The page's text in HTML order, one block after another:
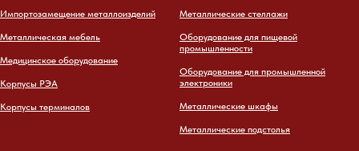
Импортозамещение металлоизделий
Металлическая мебель
Медицинское оборудование
Корпусы РЭА
Корпусы терминалов
Металлические стеллажи
Оборудование для пищевой
промышленности
Оборудование для промышленной
электроники
Металлические шкафы
Металлические подстолья